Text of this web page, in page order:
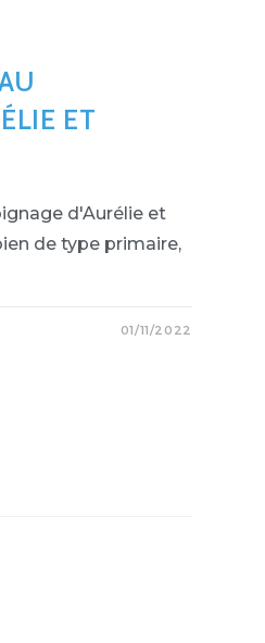
ET
d'Aurélie et
de type primaire,
01/11/2022